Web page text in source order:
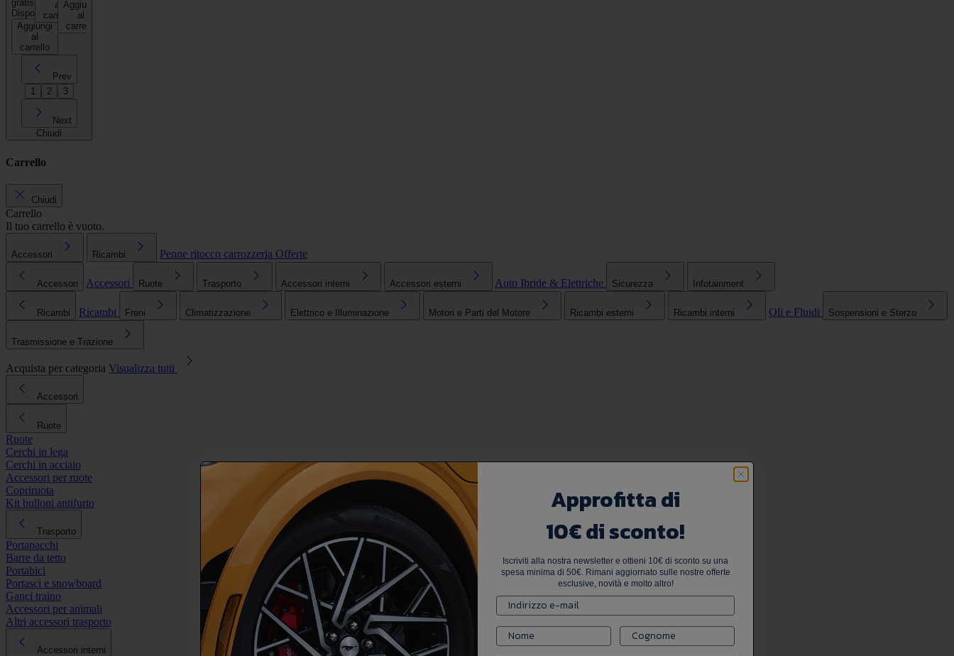
gratis*
Disponibile
Aggiungi
al
carrello
al
carrello
Aggiungi
al
carrello
Prev
1
2 3
Next
Chiudi
Carrello
Chiudi
Carrello
Il tuo carrello è vuoto.
Accessori Ricambi Penne ritocco carrozzeria Offerte
Accessori Accessori Ruote Trasporto Accessori interni Accessori esterni Auto Ibride & Elettriche Sicurezza Infotainment
Ricambi Ricambi Freni Climatizzazione Elettrico e Illuminazione Motori e Parti del Motore Ricambi esterni Ricambi interni Oli e Fluidi Sospensioni e Sterzo
Trasmissione e Trazione
Acquista per categoria Visualizza tutti
Accessori
Ruote
Ruote
Cerchi in lega
Cerchi in acciaio
Accessori per ruote
Copriruota
Kit bulloni antifurto
Trasporto
Portapacchi
Barre da tetto
Portabici
Portasci e snowboard
Ganci traino
Accessori per animali
Altri accessori trasporto
Accessori interni
Approfitta di
10€ di sconto!
Iscriviti alla nostra newsletter e ottieni 10€ di sconto su una
spesa minima di 50€. Rimani aggiornato sulle nostre offerte
esclusive, novità e molto altro!